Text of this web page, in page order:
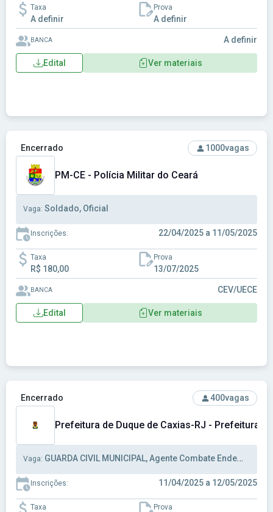
Taxa
A definir
Prova
A definir
BANCA A definir
Edital Ver materiais
Ver concurso: PM-CE - Polícia Militar do Ceará
Encerrado 1000vagas
PM-CE - Polícia Militar do Ceará
Vaga: Soldado, Oficial
Inscrições: 22/04/2025 a 11/05/2025
Taxa
R$ 180,00
Prova
13/07/2025
BANCA CEV/UECE
Edital Ver materiais
Ver concurso: Prefeitura de Duque de Caxias-RJ -
Encerrado 400vagas
Prefeitura de Duque de Caxias-RJ - Prefeitura
Vaga: GUARDA CIVIL MUNICIPAL, Agente Combate Endemias, Agente Comunitário de Saúde
Inscrições: 11/04/2025 a 12/05/2025
Taxa Prova